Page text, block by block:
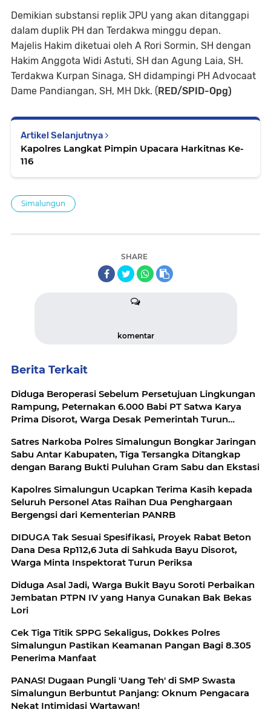
Demikian substansi replik JPU yang akan ditanggapi
dalam duplik PH dan Terdakwa minggu depan.
Majelis Hakim diketuai oleh A Rori Sormin, SH dengan
Hakim Anggota Widi Astuti, SH dan Agung Laia, SH.
Terdakwa Kurpan Sinaga, SH didampingi PH Advocaat
Dame Pandiangan, SH, MH Dkk. (RED/SPID-Opg)
Artikel Selanjutnya
Kapolres Langkat Pimpin Upacara Harkitnas Ke-
116
Simalungun
SHARE
komentar
Berita Terkait
Diduga Beroperasi Sebelum Persetujuan Lingkungan
Rampung, Peternakan 6.000 Babi PT Satwa Karya
Prima Disorot, Warga Desak Pemerintah Turun
Satres Narkoba Polres Simalungun Bongkar Jaringan
Sabu Antar Kabupaten, Tiga Tersangka Ditangkap
dengan Barang Bukti Puluhan Gram Sabu dan Ekstasi
Kapolres Simalungun Ucapkan Terima Kasih kepada
Seluruh Personel Atas Raihan Dua Penghargaan
Bergengsi dari Kementerian PANRB
DIDUGA Tak Sesuai Spesifikasi, Proyek Rabat Beton
Dana Desa Rp112,6 Juta di Sahkuda Bayu Disorot,
Warga Minta Inspektorat Turun Periksa
Diduga Asal Jadi, Warga Bukit Bayu Soroti Perbaikan
Jembatan PTPN IV yang Hanya Gunakan Bak Bekas
Lori
Cek Tiga Titik SPPG Sekaligus, Dokkes Polres
Simalungun Pastikan Keamanan Pangan Bagi 8.305
Penerima Manfaat
PANAS! Dugaan Pungli 'Uang Teh' di SMP Swasta
Simalungun Berbuntut Panjang: Oknum Pengacara
Nekat Intimidasi Wartawan!